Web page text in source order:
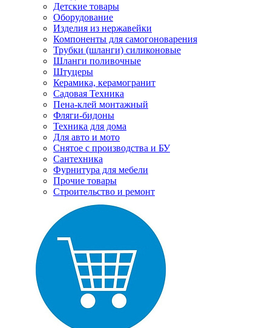
Детские товары
Оборудование
Изделия из нержавейки
Компоненты для самогоноварения
Трубки (шланги) силиконовые
Шланги поливочные
Штуцеры
Керамика, керамогранит
Садовая Техника
Пена-клей монтажный
Фляги-бидоны
Техника для дома
Для авто и мото
Снятое с производства и БУ
Сантехника
Фурнитура для мебели
Прочие товары
Строительство и ремонт